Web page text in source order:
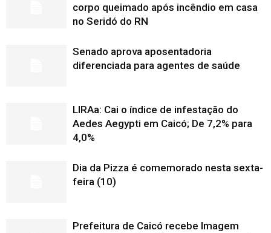
corpo queimado após incêndio em casa
no Seridó do RN
Senado aprova aposentadoria
diferenciada para agentes de saúde
LIRAa: Cai o índice de infestação do
Aedes Aegypti em Caicó; De 7,2% para
4,0%
Dia da Pizza é comemorado nesta sexta-
feira (10)
Prefeitura de Caicó recebe Imagem